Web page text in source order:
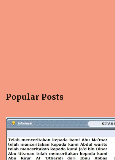
Popular Posts